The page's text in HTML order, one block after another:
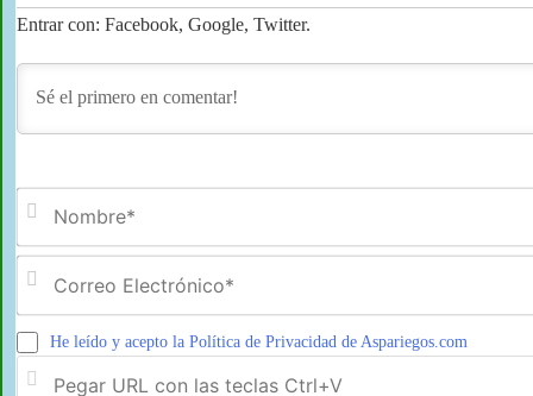
Entrar con: Facebook, Google, Twitter.
He leído y acepto la Política de Privacidad de Aspariegos.com